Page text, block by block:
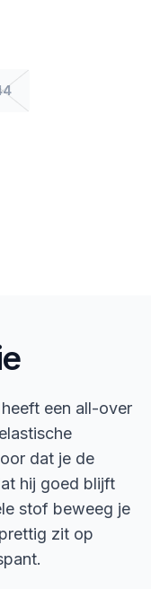
een all-over
dat je de
hij goed blijft
stof beweeg je
zit op